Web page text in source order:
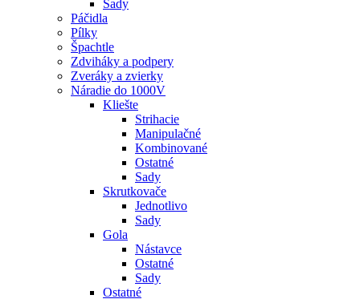
Sady
Páčidla
Pílky
Špachtle
Zdviháky a podpery
Zveráky a zvierky
Náradie do 1000V
Kliešte
Strihacie
Manipulačné
Kombinované
Ostatné
Sady
Skrutkovače
Jednotlivo
Sady
Gola
Nástavce
Ostatné
Sady
Ostatné